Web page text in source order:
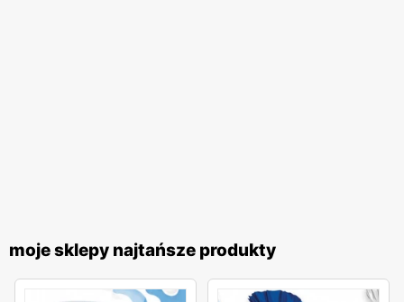
moje sklepy najtańsze produkty